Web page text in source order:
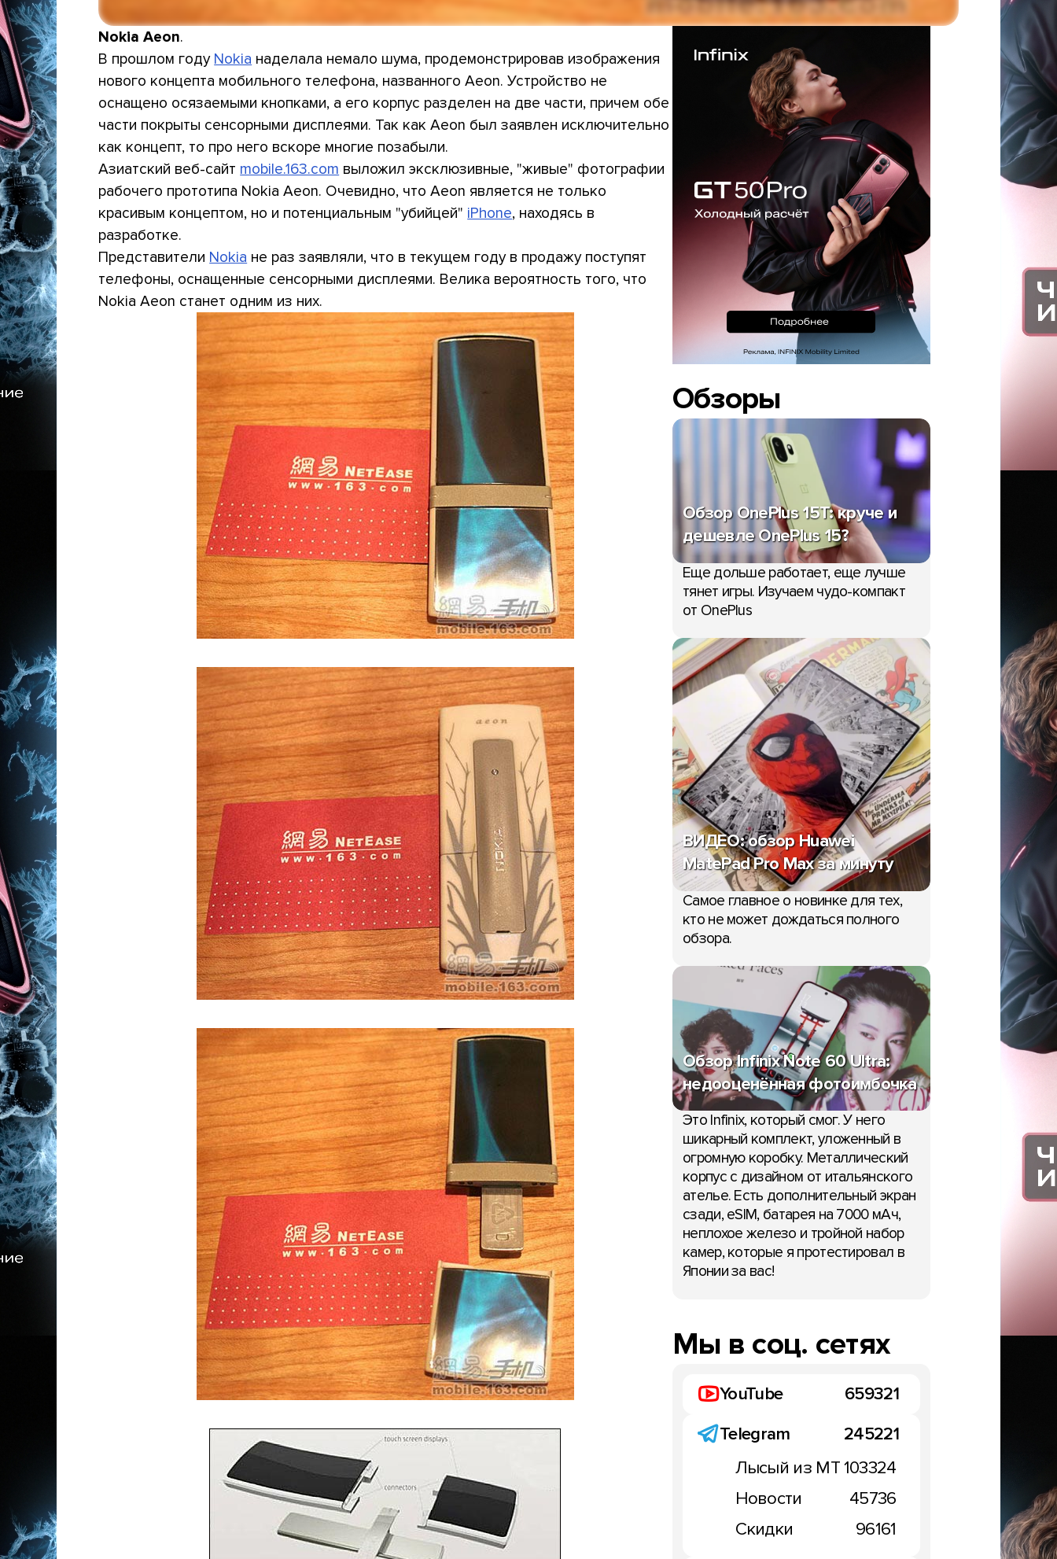
Nokia Aeon.
В прошлом году Nokia наделала немало шума, продемонстрировав изображения
нового концепта мобильного телефона, названного Aeon. Устройство не
оснащено осязаемыми кнопками, а его корпус разделен на две части, причем обе
части покрыты сенсорными дисплеями. Так как Aeon был заявлен исключительно
как концепт, то про него вскоре многие позабыли.
Азиатский веб-сайт mobile.163.com выложил эксклюзивные, "живые" фотографии
рабочего прототипа Nokia Aeon. Очевидно, что Aeon является не только
красивым концептом, но и потенциальным "убийцей" iPhone, находясь в
разработке.
Представители Nokia не раз заявляли, что в текущем году в продажу поступят
телефоны, оснащенные сенсорными дисплеями. Велика вероятность того, что
Nokia Aeon станет одним из них.
Обзоры
Обзор OnePlus 15T: круче и
дешевле OnePlus 15?
Еще дольше работает, еще лучше
тянет игры. Изучаем чудо-компакт
от OnePlus
ВИДЕО: обзор Huawei
MatePad Pro Max за минуту
Самое главное о новинке для тех,
кто не может дождаться полного
обзора.
Обзор Infinix Note 60 Ultra:
недооценённая фотоимбочка
Это Infinix, который смог. У него
шикарный комплект, уложенный в
огромную коробку. Металлический
корпус с дизайном от итальянского
ателье. Есть дополнительный экран
сзади, eSIM, батарея на 7000 мАч,
неплохое железо и тройной набор
камер, которые я протестировал в
Японии за вас!
Мы в соц. сетях
YouTube
659321
Telegram
245221
Лысый из МТ103324
Новости
45736
Скидки
96161